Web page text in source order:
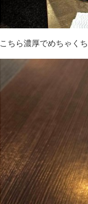
こちら濃厚でめちゃく